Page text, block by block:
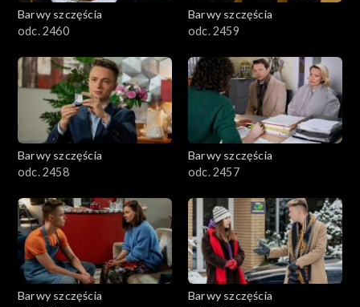
Barwy szczęścia
odc. 2460
Barwy szczęścia
odc. 2459
Barwy szczęścia
odc. 2458
Barwy szczęścia
odc. 2457
Barwy szczęścia
Barwy szczęścia